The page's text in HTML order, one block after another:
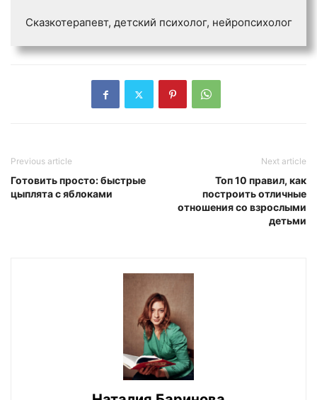
Сказкотерапевт, детский психолог, нейропсихолог
Previous article
Готовить просто: быстрые
цыплята с яблоками
Next article
Топ 10 правил, как
построить отличные
отношения со взрослыми
детьми